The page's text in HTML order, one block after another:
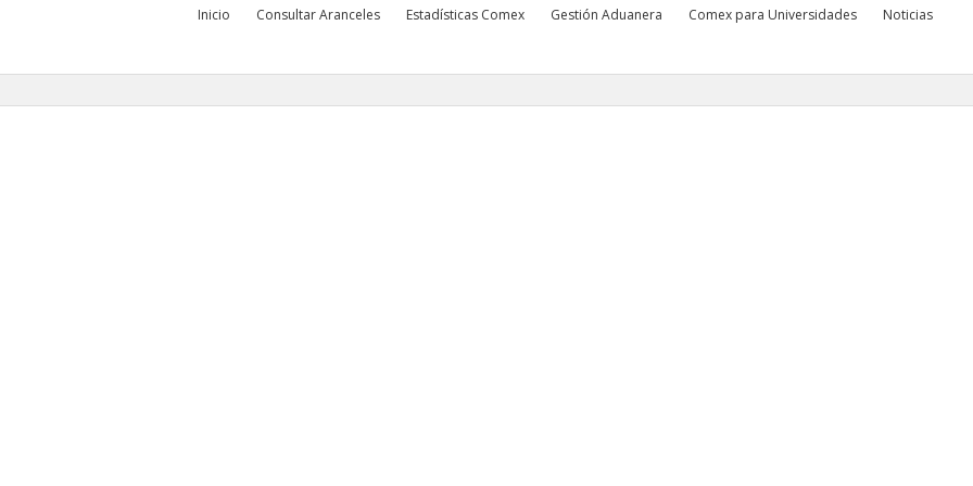
Inicio Consultar Aranceles Estadísticas Comex Gestión Aduanera Comex para Universidades Noticias